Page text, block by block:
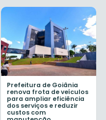
Prefeitura de Goiânia
renova frota de veículos
para ampliar eficiência
dos serviços e reduzir
custos com